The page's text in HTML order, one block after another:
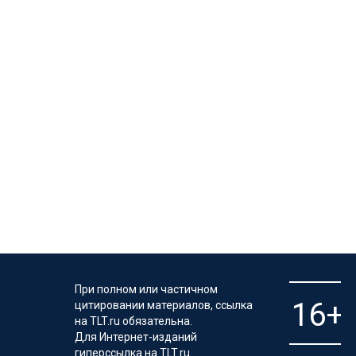
При полном или частичном
цитировании материалов, ссылка
на TLT.ru обязательна.
Для Интернет-изданий
гиперссылка на TLT.ru